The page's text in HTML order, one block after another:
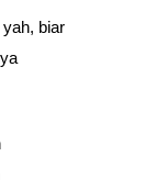
biar